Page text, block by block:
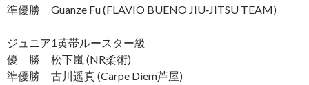
準優勝 Guanze Fu (FLAVIO BUENO JIU‐JITSU TEAM)
ジュニア1黄帯ルースター級
優 勝 松下嵐 (NR柔術)
準優勝 古川遥真 (Carpe Diem芦屋)